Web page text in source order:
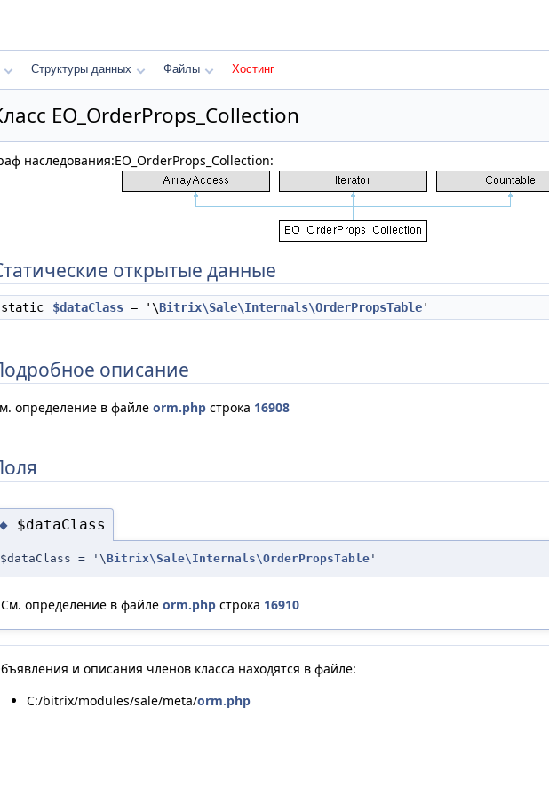
Структуры данных Файлы Хостинг
EO_OrderProps_Collection
наследования:EO_OrderProps_Collection:
открытые данные
static $dataClass = '\Bitrix\Sale\Internals\OrderPropsTable'
описание
определение в файле orm.php строка 16908
◆ $dataClass
$dataClass = '\Bitrix\Sale\Internals\OrderPropsTable '
См. определение в файле orm.php строка 16910
и описания членов класса находятся в файле:
C:/bitrix/modules/sale/meta/orm.php